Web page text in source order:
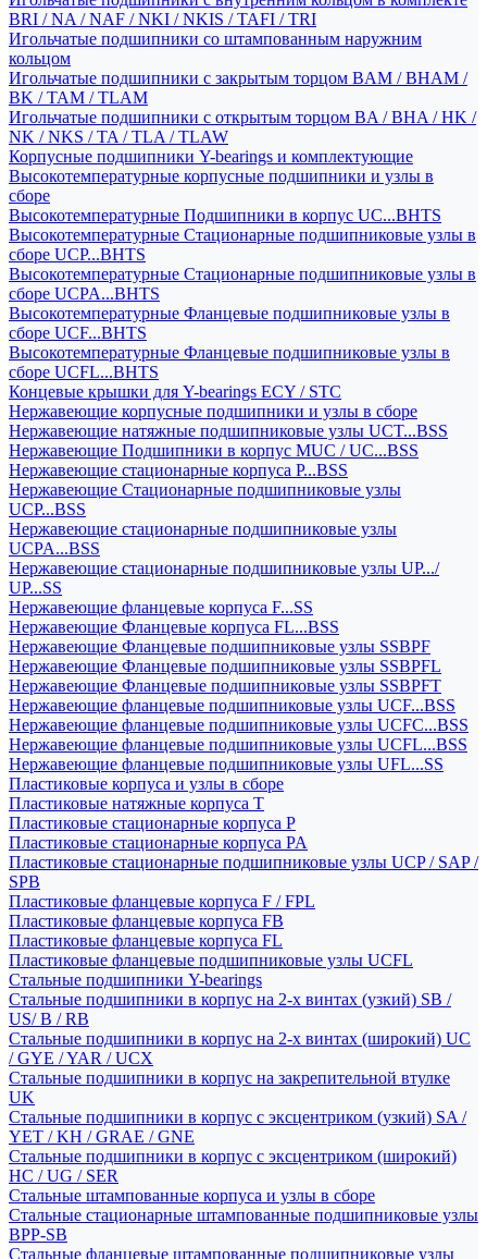
BRI / NA / NAF / NKI / NKIS / TAFI / TRI
Игольчатые подшипники со штампованным наружним
кольцом
Игольчатые подшипники с закрытым торцом BAM / BHAM /
BK / TAM / TLAM
Игольчатые подшипники с открытым торцом BA / BHA / HK /
NK / NKS / TA / TLA / TLAW
Корпусные подшипники Y-bearings и комплектующие
Высокотемпературные корпусные подшипники и узлы в
сборе
Высокотемпературные Подшипники в корпус UC...BHTS
Высокотемпературные Стационарные подшипниковые узлы в
сборе UCP...BHTS
Высокотемпературные Стационарные подшипниковые узлы в
сборе UCPA...BHTS
Высокотемпературные Фланцевые подшипниковые узлы в
сборе UCF...BHTS
Высокотемпературные Фланцевые подшипниковые узлы в
сборе UCFL...BHTS
Концевые крышки для Y-bearings ECY / STC
Нержавеющие корпусные подшипники и узлы в сборе
Нержавеющие натяжные подшипниковые узлы UCT...BSS
Нержавеющие Подшипники в корпус MUC / UC...BSS
Нержавеющие стационарные корпуса P...BSS
Нержавеющие Стационарные подшипниковые узлы
UCP...BSS
Нержавеющие стационарные подшипниковые узлы
UCPA...BSS
Нержавеющие стационарные подшипниковые узлы UP.../
UP...SS
Нержавеющие фланцевые корпуса F...SS
Нержавеющие Фланцевые корпуса FL...BSS
Нержавеющие Фланцевые подшипниковые узлы SSBPF
Нержавеющие Фланцевые подшипниковые узлы SSBPFL
Нержавеющие Фланцевые подшипниковые узлы SSBPFT
Нержавеющие фланцевые подшипниковые узлы UCF...BSS
Нержавеющие фланцевые подшипниковые узлы UCFC...BSS
Нержавеющие фланцевые подшипниковые узлы UCFL...BSS
Нержавеющие фланцевые подшипниковые узлы UFL...SS
Пластиковые корпуса и узлы в сборе
Пластиковые натяжные корпуса T
Пластиковые стационарные корпуса P
Пластиковые стационарные корпуса PA
Пластиковые стационарные подшипниковые узлы UCP / SAP /
SPB
Пластиковые фланцевые корпуса F / FPL
Пластиковые фланцевые корпуса FB
Пластиковые фланцевые корпуса FL
Пластиковые фланцевые подшипниковые узлы UCFL
Стальные подшипники Y-bearings
Стальные подшипники в корпус на 2-х винтах (узкий) SB /
US/ B / RB
Стальные подшипники в корпус на 2-х винтах (широкий) UC
/ GYE / YAR / UCX
Стальные подшипники в корпус на закрепительной втулке
UK
Стальные подшипники в корпус с эксцентриком (узкий) SA /
YET / KH / GRAE / GNE
Стальные подшипники в корпус с эксцентриком (широкий)
HC / UG / SER
Стальные штампованные корпуса и узлы в сборе
Стальные стационарные штампованные подшипниковые узлы
BPP-SB
Стальные фланцевые штампованные подшипниковые узлы